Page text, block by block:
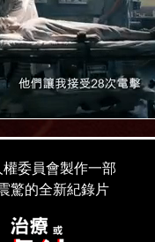
委員會製作一部
驚的全新紀錄片